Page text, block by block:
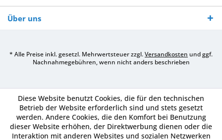
Über uns
* Alle Preise inkl. gesetzl. Mehrwertsteuer zzgl.Versandkosten und ggf.
Nachnahmegebühren, wenn nicht anders beschrieben
Diese Website benutzt Cookies, die für den technischen
Betrieb der Website erforderlich sind und stets gesetzt
werden. Andere Cookies, die den Komfort bei Benutzung
dieser Website erhöhen, der Direktwerbung dienen oder die
Interaktion mit anderen Websites und sozialen Netzwerken